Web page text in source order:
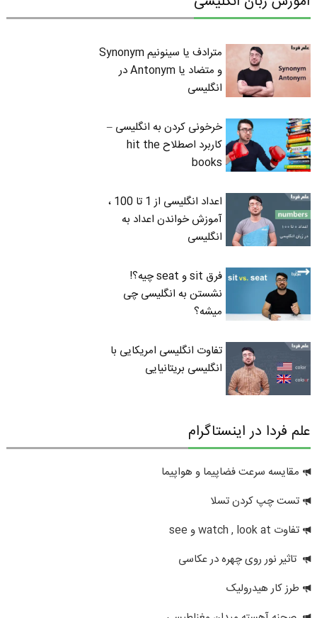
مترادف یا سینونیم Synonym
و متضاد یا Antonym در
انگلیسی
خرخونی کردن به انگلیسی –
کاربرد اصطلاح hit the
books
اعداد انگلیسی از 1 تا 100 ،
آموزش خواندن اعداد به
انگلیسی
فرق sit و seat چیه؟!
نشستن به انگلیسی چی
میشه؟
تفاوت انگلیسی امریکایی با
انگلیسی بریتانیایی
علم فردا در اینستاگرام
مقایسه سرعت فضاپیما و هواپیما
تست چپ کردن تسلا
تفاوت watch , look at و see
تاثیر نور روی چهره در عکاسی
طرز کار هیدرولیک